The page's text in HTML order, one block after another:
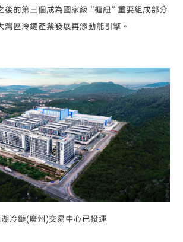
後的第三個成為國家級“樞紐”重要組成部分
灣區冷鏈產業發展再添動能引擎。
冷鏈(廣州)交易中心已投運